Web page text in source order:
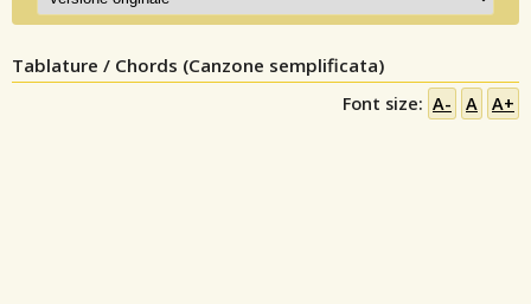
Tablature / Chords (Canzone semplificata)
Font size: A- A A+